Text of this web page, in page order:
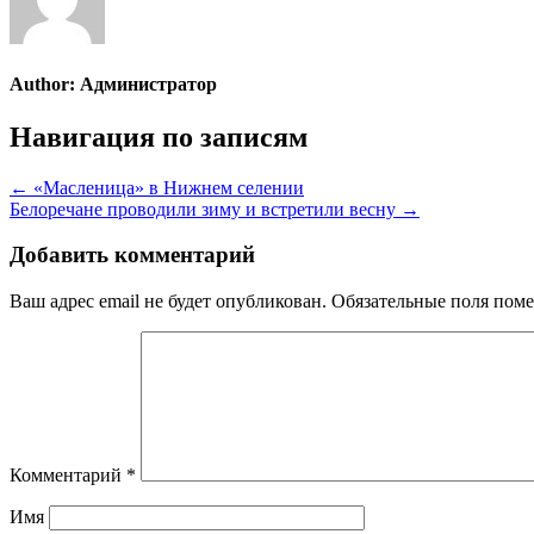
Author: Администратор
Навигация по записям
← «Масленица» в Нижнем селении
Белоречане проводили зиму и встретили весну →
Добавить комментарий
Ваш адрес email не будет опубликован. Обязательные поля
Комментарий *
Имя